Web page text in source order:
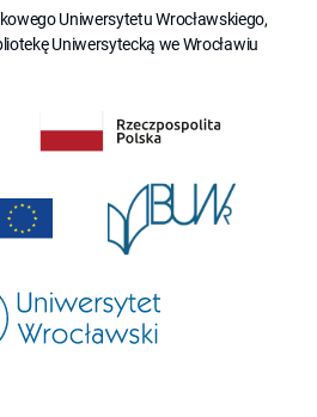
Uniwersytetu Wrocławskiego,
Uniwersytecką we Wrocławiu